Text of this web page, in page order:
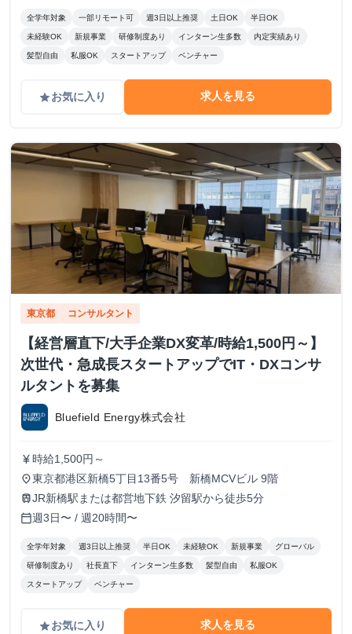
全学年対象 一部リモート可 週3日以上推奨 土日OK 半日OK
未経験OK 新規事業 研修制度あり インターン生多数 内定実績あり
髪型自由 私服OK スタートアップ ベンチャー
gradeお気に入り 求人を見る
東京都 コンサルタント
【経営層直下/大手企業DX変革/時給1,500円～】
次世代・急成長スタートアップでIT・DXコンサ
ルタントを募集
Bluefield Energy株式会社
currency_yen 時給1,500円～
place東京都港区新橋5丁目13番5号 新橋MCVビル 9階
trainJR新橋駅または都営地下鉄 汐留駅から徒歩5分
calendar_today週3日〜 / 週20時間〜
全学年対象 週3日以上推奨 半日OK 未経験OK 新規事業 グローバル
研修制度あり 社長直下 インターン生多数 髪型自由 私服OK
スタートアップ ベンチャー
gradeお気に入り 求人を見る